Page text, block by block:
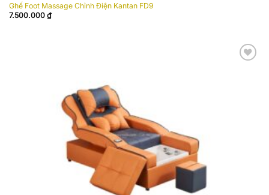
Ghế Foot Massage Chỉnh Điện Kantan FD9
7.500.000 ₫